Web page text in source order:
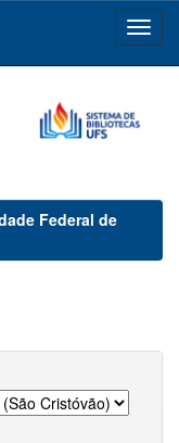
Federal de